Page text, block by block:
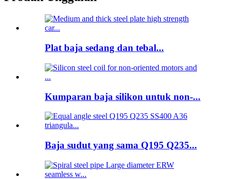
Plat baja sedang dan tebal...
Kumparan baja silikon untuk non-...
Baja sudut yang sama Q195 Q235...